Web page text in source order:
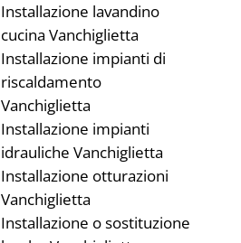
Installazione lavandino
cucina Vanchiglietta
Installazione impianti di
riscaldamento
Vanchiglietta
Installazione impianti
idrauliche Vanchiglietta
Installazione otturazioni
Vanchiglietta
Installazione o sostituzione